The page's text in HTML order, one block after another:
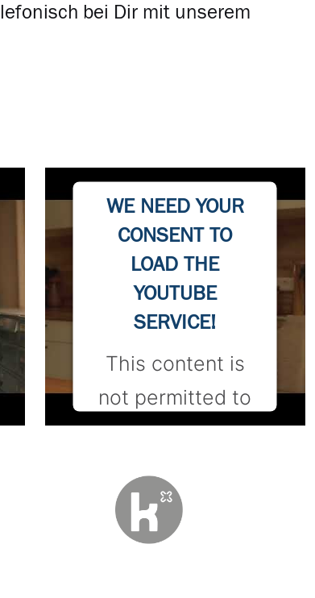
bei Dir mit unserem
WE NEED YOUR
CONSENT TO
LOAD THE
YOUTUBE
SERVICE!
This content is
not permitted to
load due to
not disclosed to
the visitor. The